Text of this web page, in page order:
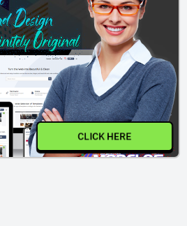
CLICK HERE